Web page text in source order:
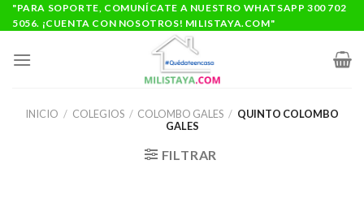
Saltar
al
"PARA SOPORTE, COMUNÍCATE A NUESTRO WHATSAPP 300 702
5056. ¡CUENTA CON NOSOTROS! MILISTAYA.COM"
INICIO / COLEGIOS / COLOMBO GALES / QUINTO COLOMBO
GALES
FILTRAR